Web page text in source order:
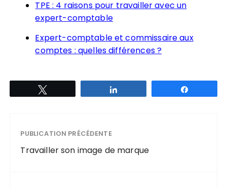
TPE : 4 raisons pour travailler avec un
expert-comptable
Expert-comptable et commissaire aux
comptes : quelles différences ?
PUBLICATION PRÉCÉDENTE
Travailler son image de marque